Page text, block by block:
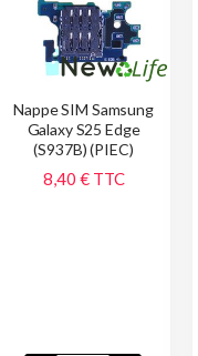
Nappe SIM Samsung
Galaxy S25 Edge
(S937B) (PIEC)
8,40 € TTC